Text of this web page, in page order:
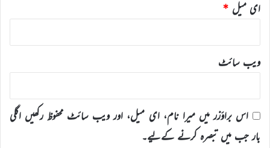
ای میل *
ویب‌ سائٹ
اس براؤزر میں میرا نام، ای میل، اور ویب سائٹ محفوظ رکھیں اگلی
بار جب میں تبصرہ کرنے کےلیے۔